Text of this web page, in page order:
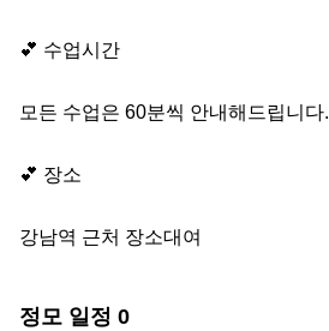
💕 수업시간
모든 수업은 60분씩 안내해드립니다.
💕 장소
강남역 근처 장소대여
정모 일정 0